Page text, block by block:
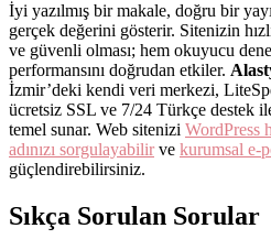
İyi yazılmış bir makale, doğru bir
gerçek değerini gösterir. Sitenizin
ve güvenli olması; hem okuyucu
performansını doğrudan etkiler.
İzmir’deki kendi veri merkezi,
ücretsiz SSL ve 7/24 Türkçe destek
temel sunar. Web sitenizi WordPress
adınızı sorgulayabilirve kurumsal e-
güçlendirebilirsiniz.
Sıkça Sorulan Sorular